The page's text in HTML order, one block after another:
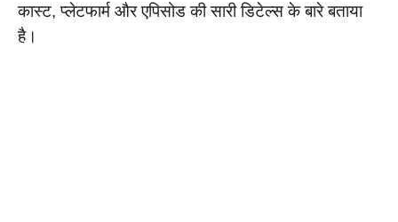
कास्ट, प्लेटफार्म और एपिसोड की सारी डिटेल्स के बारे बताया
है।